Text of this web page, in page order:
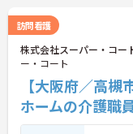
けて資格取得に挑戦で
◆法人独自の介護技
により、身につけた
し手当で還元。さら
月1回の上司との面
目標に寄り添う手厚
す。
訪問看護
株式会社スーパー・コー
ー・コート
【大阪府／高
ホームの介護職